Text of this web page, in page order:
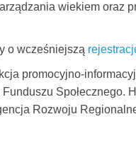
wiekiem oraz
o wcześniejszą
promocyjno-
Społecznego.
Rozwoju